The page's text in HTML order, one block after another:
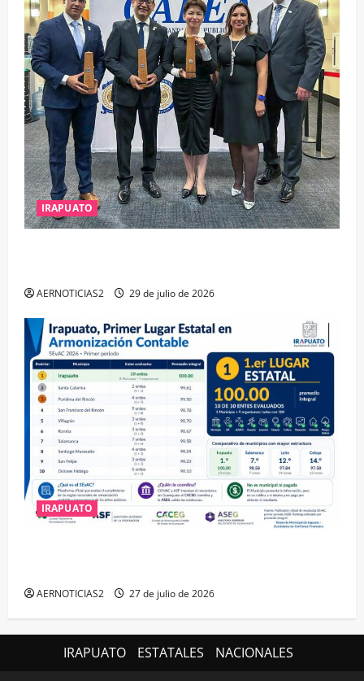
IRAPUATO
AERNOTICIAS2 29 de julio de 2026
IRAPUATO
AERNOTICIAS2 27 de julio de 2026
IRAPUATO ESTATALES NACIONALES